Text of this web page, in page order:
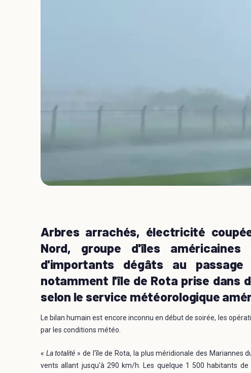
Arbres arrachés, électricité
Nord, groupe d'îles
d'importants dégâts au
notamment l'île de Rota prise dans
selon le service météorologique
Le bilan humain est encore inconnu en début de soirée, les
par les conditions météo.
« La totalité » de l'île de Rota, la plus méridionale des Mariannes
vents allant jusqu'à 290 km/h. Les quelque 1 500 habitants